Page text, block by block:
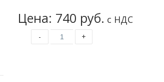
Цена: 740 руб. с НДС
- +